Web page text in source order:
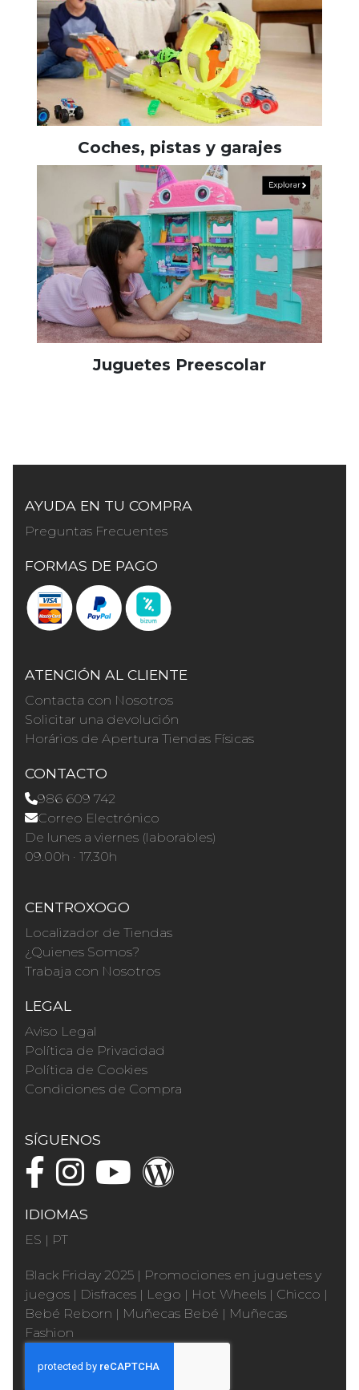
Coches, pistas y garajes
Juguetes Preescolar
AYUDA EN TU COMPRA
Preguntas Frecuentes
FORMAS DE PAGO
ATENCIÓN AL CLIENTE
Contacta con Nosotros
Solicitar una devolución
Horários de Apertura Tiendas Físicas
CONTACTO
986 609 742
Correo Electrónico
De lunes a viernes (laborables)
09.00h · 17.30h
CENTROXOGO
Localizador de Tiendas
¿Quienes Somos?
Trabaja con Nosotros
LEGAL
Aviso Legal
Política de Privacidad
Política de Cookies
Condiciones de Compra
SÍGUENOS
IDIOMAS
ES | PT
Black Friday 2025 | Promociones en juguetes y
juegos | Disfraces | Lego | Hot Wheels | Chicco |
Bebé Reborn | Muñecas Bebé | Muñecas
Fashion